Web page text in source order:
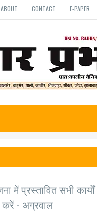
ABOUT CONTACT E-PAPER
में प्रस्तावित सभी
करें - अग्रवाल